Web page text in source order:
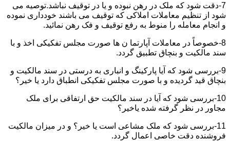
7-دقت شود که ملک در رهن نبوده و یا در توقیف نباشد.توصیه می
شود از تنظیم معاملات املاکی که توقیف می باشند خودداری نموده
و انجام معامله را منوط به رفع توقیف و فک رهن نمائید.
8-خصوصاً در معاملات آپارتما ن ها صورت مجلس تفکیکی اخذ و با
سند مالکیت و بنچاق تطبیق گردد.
9-بررسی شود که آیا پارکینگ و انباری به درستی در سند مالکیت و
بنچاق قید گردیده و با صورت مجلس تفکیکی انطباق دارد یا خیر؟
10-بررسی شود که آیا در سند مالکیت حق ارتفاقی برای ملک
مجاور در نظر گرفته شده یاخیر؟
11-بررسی شود که ملک مشاعی است یا خیر؟ و در میزان مالکیت
فروشنده دقت خاصی اعمال گردد.